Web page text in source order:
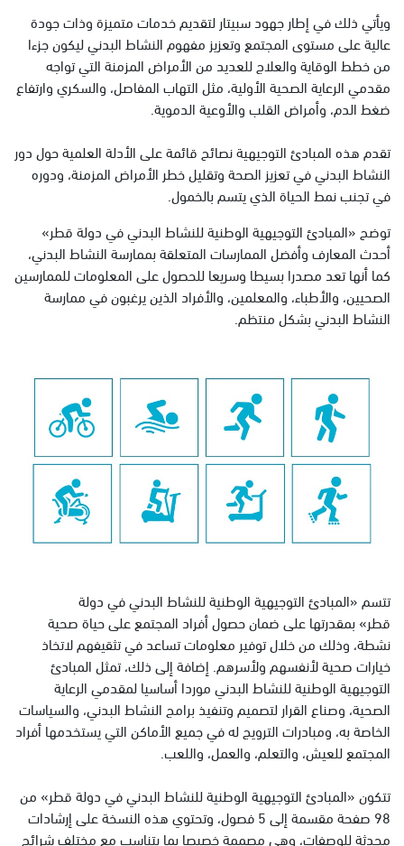
ويأتي ذلك في إطار جهود سبيتار لتقديم خدمات متميزة وذات جودة
عالية على مستوى المجتمع وتعزيز مفهوم النشاط البدني ليكون جزءا
من خطط الوقاية والعلاج للعديد من الأمراض المزمنة التي تواجه
مقدمي الرعاية الصحية الأولية، مثل التهاب المفاصل، والسكري وارتفاع
ضغط الدم، وأمراض القلب والأوعية الدموية.
تقدم هذه المبادئ التوجيهية نصائح قائمة على الأدلة العلمية حول دور
النشاط البدني في تعزيز الصحة وتقليل خطر الأمراض المزمنة، ودوره
في تجنب نمط الحياة الذي يتسم بالخمول.
توضح «المبادئ التوجيهية الوطنية للنشاط البدني في دولة قطر»
أحدث المعارف وأفضل الممارسات المتعلقة بممارسة النشاط البدني،
كما أنها تعد مصدرا بسيطا وسريعا للحصول على المعلومات للممارسين
الصحيين، والأطباء، والمعلمين، والأفراد الذين يرغبون في ممارسة
النشاط البدني بشكل منتظم.
تتسم «المبادئ التوجيهية الوطنية للنشاط البدني في دولة
قطر» بمقدرتها على ضمان حصول أفراد المجتمع على حياة صحية
نشطة، وذلك من خلال توفير معلومات تساعد في تثقيفهم لاتخاذ
خيارات صحية لأنفسهم ولأسرهم. إضافة إلى ذلك، تمثل المبادئ
التوجيهية الوطنية للنشاط البدني موردا أساسيا لمقدمي الرعاية
الصحية، وصناع القرار لتصميم وتنفيذ برامج النشاط البدني، والسياسات
الخاصة به، ومبادرات الترويج له في جميع الأماكن التي يستخدمها أفراد
المجتمع للعيش، والتعلم، والعمل، واللعب.
تتكون «المبادئ التوجيهية الوطنية للنشاط البدني في دولة قطر» من
98 صفحة مقسمة إلى 5 فصول، وتحتوي هذه النسخة على إرشادات
محدثة للوصفات، وهي مصممة خصيصا بما يتناسب مع مختلف شرائح